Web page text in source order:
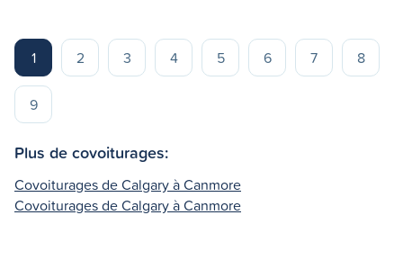
1 2 3 4 5 6 7 8
9
Plus de covoiturages:
Covoiturages de Calgary à Canmore
Covoiturages de Calgary à Canmore